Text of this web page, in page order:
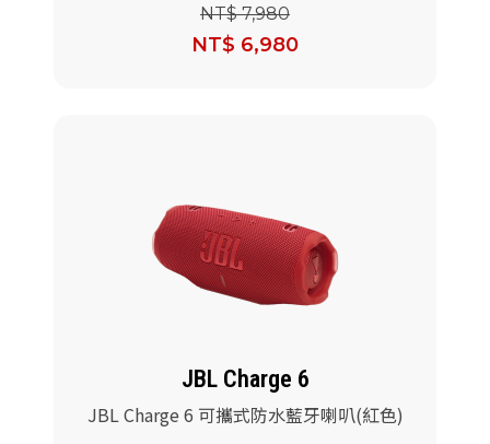
NT$ 7,980
NT$ 6,980
JBL Charge 6
JBL Charge 6 可攜式防水藍牙喇叭(紅色)